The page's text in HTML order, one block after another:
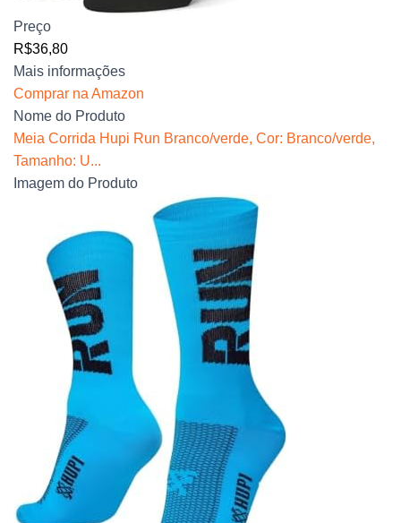
Preço
R$36,80
Mais informações
Comprar na Amazon
Nome do Produto
Meia Corrida Hupi Run Branco/verde, Cor: Branco/verde,
Tamanho: U...
Imagem do Produto